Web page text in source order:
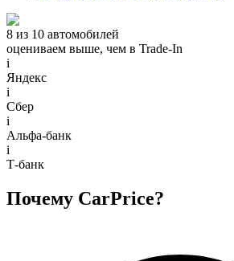
8 из 10 автомобилей
оцениваем выше, чем в Trade‑In
i
Яндекс
i
Сбер
i
Альфа-банк
i
Т-банк
Почему CarPrice?